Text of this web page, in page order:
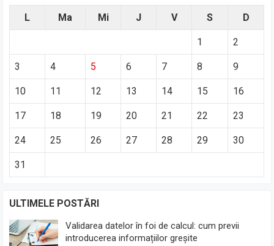
L Ma Mi J V S D
1 2
3 4 5 6 7 8 9
10 11 12 13 14 15 16
17 18 19 20 21 22 23
24 25 26 27 28 29 30
31
ULTIMELE POSTĂRI
Validarea datelor în foi de calcul: cum previi
introducerea informațiilor greșite